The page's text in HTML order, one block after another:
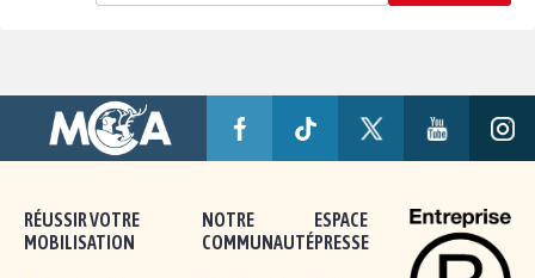
RÉUSSIR VOTRE
MOBILISATION
NOTRE
COMMUNAUTÉ
ESPACE
PRESSE